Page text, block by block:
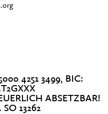
4251 3499, BIC:
ABSETZBAR!
13262